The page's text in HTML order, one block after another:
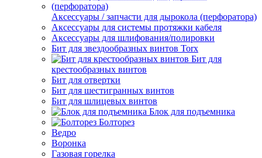
Аксессуары / запчасти для дырокола (перфоратора)
Аксессуары для системы протяжки кабеля
Аксессуары для шлифования/полировки
Бит для звездообразных винтов Torx
Бит для
крестообразных винтов
Бит для отвертки
Бит для шестигранных винтов
Бит для шлицевых винтов
Блок для подъемника
Болторез
Ведро
Воронка
Газовая горелка